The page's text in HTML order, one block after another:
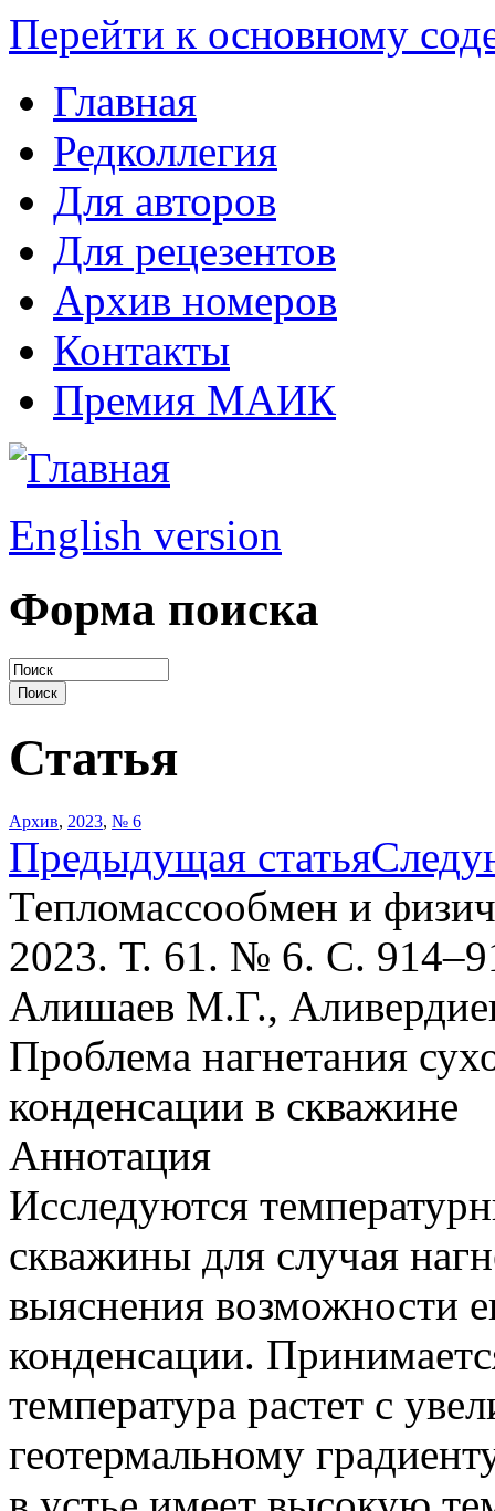
Перейти к основному
Главная
Редколлегия
Для авторов
Для рецезентов
Архив номеров
Контакты
Премия МАИК
English version
Форма поиска
Статья
Архив, 2023, № 6
Предыдущая статья
Тепломассообмен и
2023. Т. 61. № 6. С.
Алишаев М.Г.,
Проблема нагнетания
конденсации в скважине
Аннотация
Исследуются
скважины для случая
выяснения возможности
конденсации.
температура растет с
геотермальному